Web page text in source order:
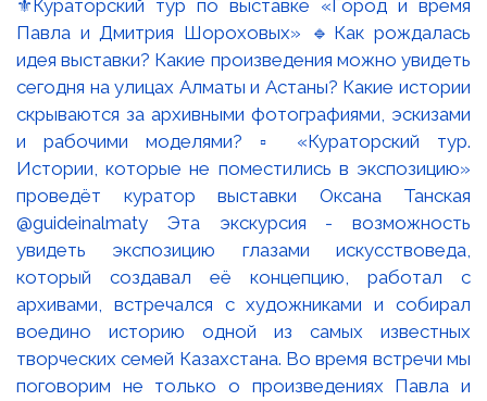
⚜️Кураторский тур по выставке «Город и время
Павла и Дмитрия Шороховых» 🔹Как рождалась
идея выставки? Какие произведения можно увидеть
сегодня на улицах Алматы и Астаны? Какие истории
скрываются за архивными фотографиями, эскизами
и рабочими моделями? ▫️ «Кураторский тур.
Истории, которые не поместились в экспозицию»
проведёт куратор выставки Оксана Танская
@guideinalmaty Эта экскурсия - возможность
увидеть экспозицию глазами искусствоведа,
который создавал её концепцию, работал с
архивами, встречался с художниками и собирал
воедино историю одной из самых известных
творческих семей Казахстана. Во время встречи мы
поговорим не только о произведениях Павла и